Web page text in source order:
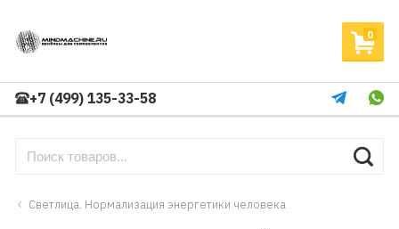
0
+7 (499) 135-33-58
Светлица. Нормализация энергетики человека